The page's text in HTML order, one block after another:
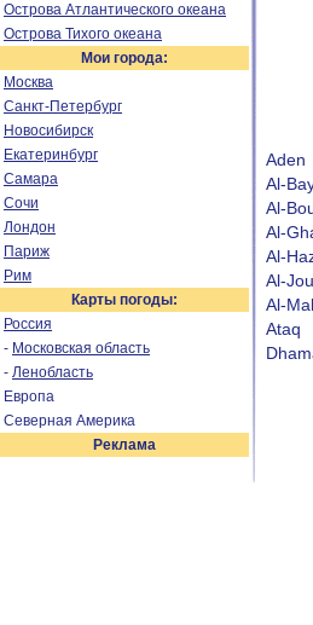
Острова Атлантического океана
Острова Тихого океана
Мои города:
Москва
Санкт-Петербург
Новосибирск
Екатеринбург
Самара
Сочи
Лондон
Париж
Рим
Карты погоды:
Россия
- Московская область
- Ленобласть
Европа
Северная Америка
Реклама
Aden
Al-
Al-
Al-
Al-
Al-
Al-
Ataq